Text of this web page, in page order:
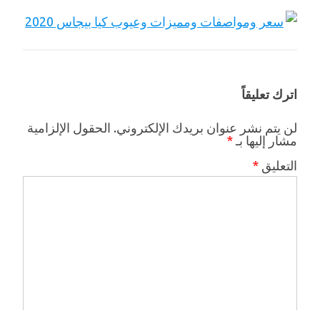
اترك تعليقاً
لن يتم نشر عنوان بريدك الإلكتروني. الحقول الإلزامية
مشار إليها بـ *
التعليق *